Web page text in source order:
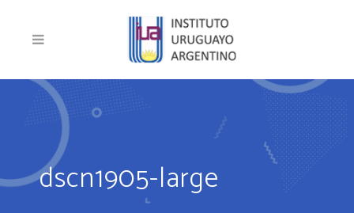
dscn1905-large